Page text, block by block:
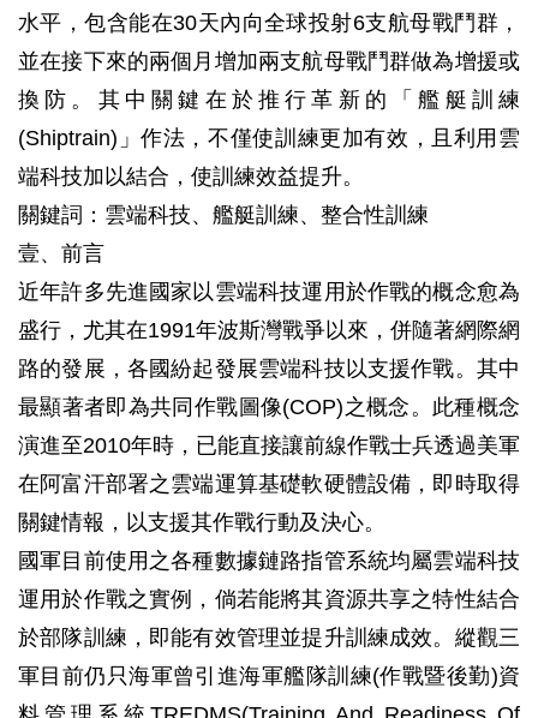
水平，包含能在30天內向全球投射6支航母戰鬥群，
並在接下來的兩個月增加兩支航母戰鬥群做為增援或
換防。其中關鍵在於推行革新的「艦艇訓練
(Shiptrain)」作法，不僅使訓練更加有效，且利用雲
端科技加以結合，使訓練效益提升。
關鍵詞：雲端科技、艦艇訓練、整合性訓練
壹、前言
近年許多先進國家以雲端科技運用於作戰的概念愈為
盛行，尤其在1991年波斯灣戰爭以來，併隨著網際網
路的發展，各國紛起發展雲端科技以支援作戰。其中
最顯著者即為共同作戰圖像(COP)之概念。此種概念
演進至2010年時，已能直接讓前線作戰士兵透過美軍
在阿富汗部署之雲端運算基礎軟硬體設備，即時取得
關鍵情報，以支援其作戰行動及決心。
國軍目前使用之各種數據鏈路指管系統均屬雲端科技
運用於作戰之實例，倘若能將其資源共享之特性結合
於部隊訓練，即能有效管理並提升訓練成效。縱觀三
軍目前仍只海軍曾引進海軍艦隊訓練(作戰暨後勤)資